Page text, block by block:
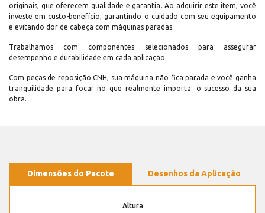
originais, que oferecem qualidade e garantia. Ao adquirir este item, você
investe em custo-benefício, garantindo o cuidado com seu equipamento
e evitando dor de cabeça com máquinas paradas.
Trabalhamos com componentes selecionados para assegurar
desempenho e durabilidade em cada aplicação.
Com peças de reposição CNH, sua máquina não fica parada e você ganha
tranquilidade para focar no que realmente importa: o sucesso da sua
obra.
Dimensões do Pacote Desenhos da Aplicação
Altura